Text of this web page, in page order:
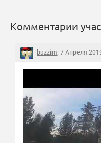
Комментарии
buzzim, 7 Апреля